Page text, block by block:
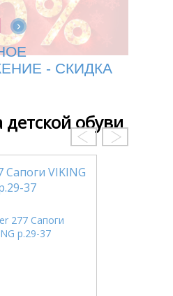
- СКИДКА
обуви
Сапоги VIKING
37